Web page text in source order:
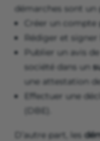
démarches sont un
Créer un
Rédiger et
Publier un avis
société dans un
une attestation
Effectuer une
(DBE).
D’autre part, les